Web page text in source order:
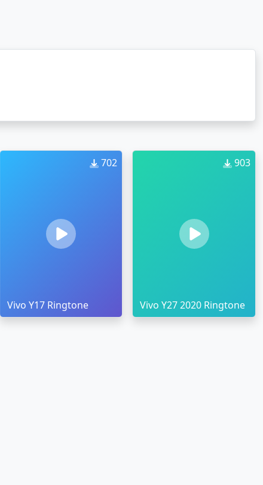
702
Vivo Y17 Ringtone
903
Vivo Y27 2020 Ringtone